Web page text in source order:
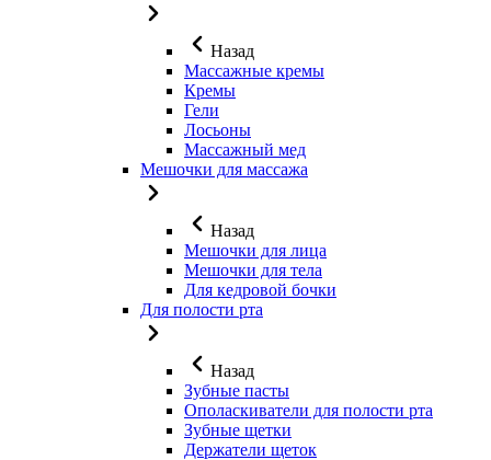
Назад
Массажные кремы
Кремы
Гели
Лосьоны
Массажный мед
Мешочки для массажа
Назад
Мешочки для лица
Мешочки для тела
Для кедровой бочки
Для полости рта
Назад
Зубные пасты
Ополаскиватели для полости рта
Зубные щетки
Держатели щеток